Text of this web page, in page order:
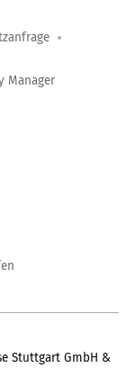
Manager
Stuttgart GmbH &